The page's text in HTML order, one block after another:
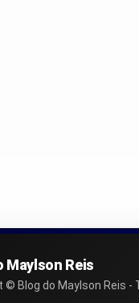
Maylson Reis
© Blog do Maylson Reis -